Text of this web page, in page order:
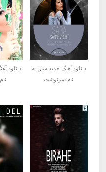
دانلود آهنگ جدید سارا به
نام سرنوشت
دانلود